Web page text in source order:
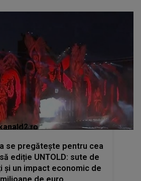
se pregătește pentru cea
ediție UNTOLD: sute de
și un impact economic de